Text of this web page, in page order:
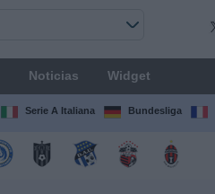
Noticias Widget
Serie A Italiana Bundesliga